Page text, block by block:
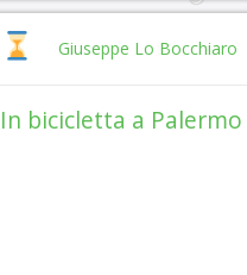
Giuseppe Lo Bocchiaro
In bicicletta a Palermo